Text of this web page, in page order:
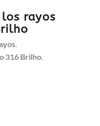
rayos
316 Brilho.